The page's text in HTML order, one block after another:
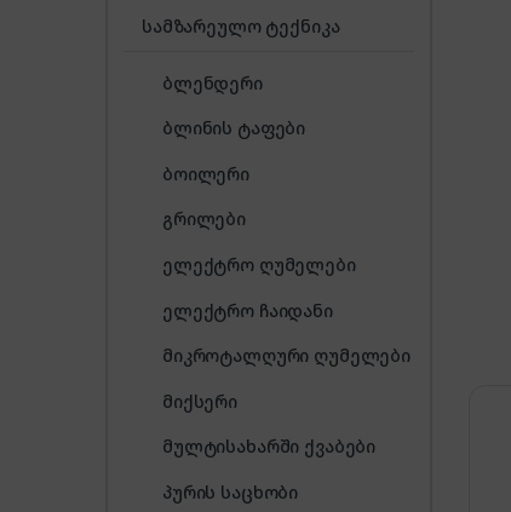
სამზარეულო ტექნიკა
ბლენდერი
ბლინის ტაფები
ბოილერი
გრილები
ელექტრო ღუმელები
ელექტრო ჩაიდანი
მიკროტალღური ღუმელები
მიქსერი
მულტისახარში ქვაბები
პურის საცხობი